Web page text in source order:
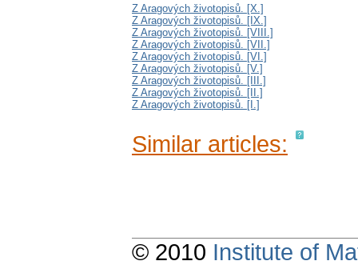
Z Aragových životopisů. [X.]
Z Aragových životopisů. [IX.]
Z Aragových životopisů. [VIII.]
Z Aragových životopisů. [VII.]
Z Aragových životopisů. [VI.]
Z Aragových životopisů. [V.]
Z Aragových životopisů. [III.]
Z Aragových životopisů. [II.]
Z Aragových životopisů. [I.]
Similar articles:
© 2010 Institute of